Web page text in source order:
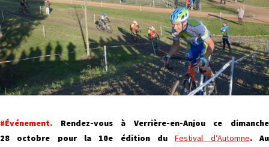
#Événement. Rendez-vous à Verrière-en-Anjou ce dimanche
28 octobre pour la 10e édition duFestival d’Automne. Au